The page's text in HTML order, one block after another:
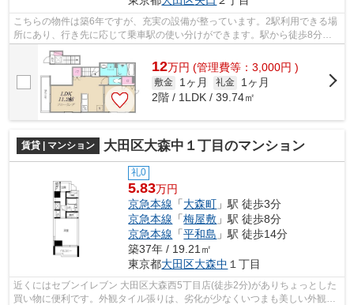
こちらの物件は築6年ですが、充実の設備が整っています。2駅利用できる場
所にあり、行き先に応じて乗車駅の使い分けができます。駅から徒歩8分に
立地する、魅力的な駅近物件です。こち...
12万円 (管理費等：3,000円 )
敷金 1ヶ月 礼金
1ヶ月
2階 / 1LDK / 39.74㎡
賃貸 | マンション 大田区大森中１丁目のマンション
礼0
5.83万円
京急本線 「大森町 」駅 徒歩3分
京急本線 「梅屋敷 」駅 徒歩8分
京急本線 「平和島 」駅 徒歩14分
築37年 / 19.21㎡
東京都大田区大森中 １丁目
近くにはセブンイレブン 大田区大森西5丁目店(徒歩2分)がありちょっとした
買い物に便利です。外観タイル張りは、劣化が少なくいつまも美しい外観を